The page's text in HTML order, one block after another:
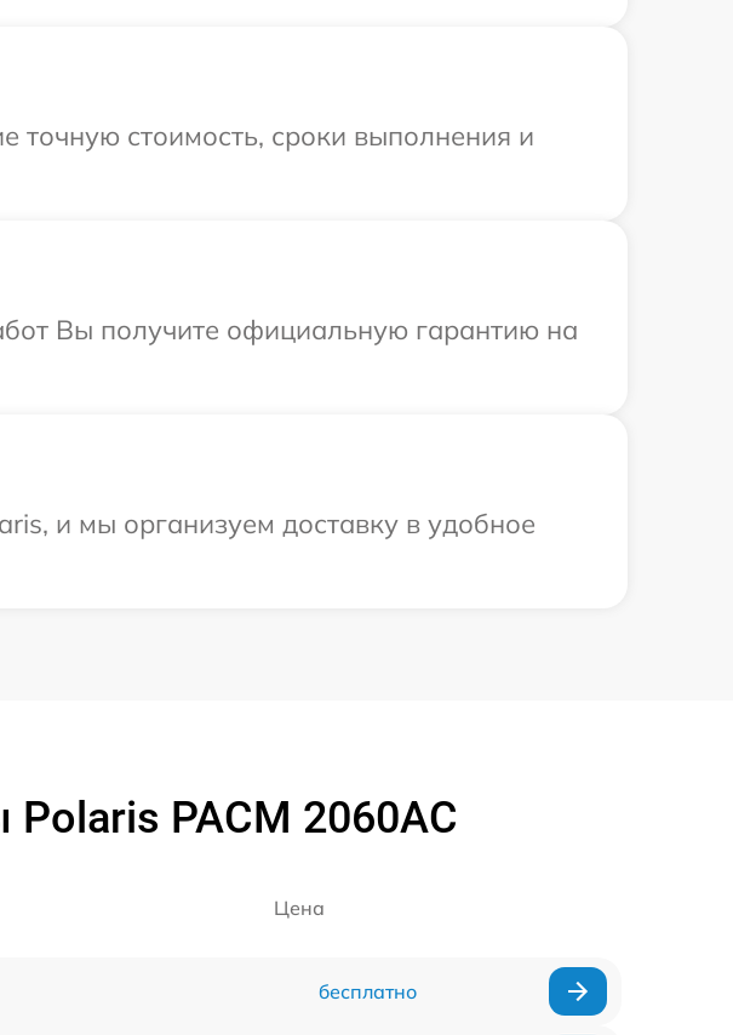
точную стоимость, сроки выполнения и
Вы получите официальную гарантию на
и мы организуем доставку в удобное
PACM 2060AC
Цена
бесплатно